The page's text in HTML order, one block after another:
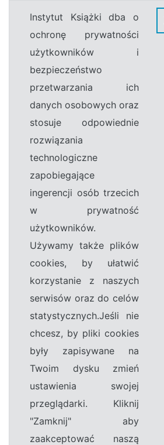
Instytut Książki dba o
ochronę prywatności
użytkowników i
bezpieczeństwo
przetwarzania ich
danych osobowych oraz
stosuje odpowiednie
rozwiązania
technologiczne
zapobiegające
ingerencji osób trzecich
w prywatność
użytkowników.
Używamy także plików
cookies, by ułatwić
korzystanie z naszych
serwisów oraz do celów
statystycznych.Jeśli nie
chcesz, by pliki cookies
były zapisywane na
Twoim dysku zmień
ustawienia swojej
przeglądarki. Kliknij
"Zamknij" aby
zaakceptować naszą